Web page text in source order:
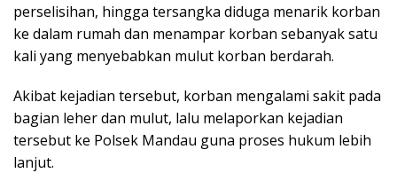
perselisihan, hingga tersangka diduga menarik korban
ke dalam rumah dan menampar korban sebanyak satu
kali yang menyebabkan mulut korban berdarah.
Akibat kejadian tersebut, korban mengalami sakit pada
bagian leher dan mulut, lalu melaporkan kejadian
tersebut ke Polsek Mandau guna proses hukum lebih
lanjut.